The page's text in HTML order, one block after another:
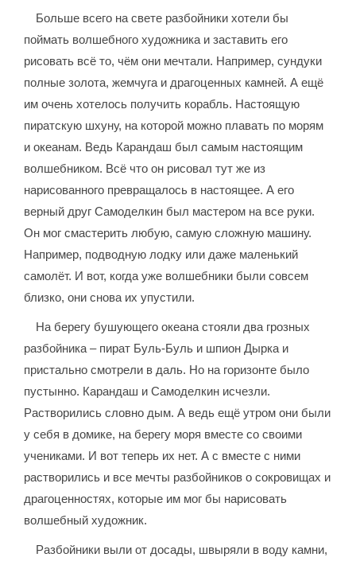
Больше всего на свете разбойники хотели бы
поймать волшебного художника и заставить его
рисовать всё то, чём они мечтали. Например, сундуки
полные золота, жемчуга и драгоценных камней. А ещё
им очень хотелось получить корабль. Настоящую
пиратскую шхуну, на которой можно плавать по морям
и океанам. Ведь Карандаш был самым настоящим
волшебником. Всё что он рисовал тут же из
нарисованного превращалось в настоящее. А его
верный друг Самоделкин был мастером на все руки.
Он мог смастерить любую, самую сложную машину.
Например, подводную лодку или даже маленький
самолёт. И вот, когда уже волшебники были совсем
близко, они снова их упустили.
На берегу бушующего океана стояли два грозных
разбойника – пират Буль-Буль и шпион Дырка и
пристально смотрели в даль. Но на горизонте было
пустынно. Карандаш и Самоделкин исчезли.
Растворились словно дым. А ведь ещё утром они были
у себя в домике, на берегу моря вместе со своими
учениками. И вот теперь их нет. А с вместе с ними
растворились и все мечты разбойников о сокровищах и
драгоценностях, которые им мог бы нарисовать
волшебный художник.
Разбойники выли от досады, швыряли в воду камни,